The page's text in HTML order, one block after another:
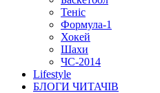
Теніс
Формула-1
Хокей
Шахи
ЧС-2014
Lifestyle
БЛОГИ ЧИТАЧІВ